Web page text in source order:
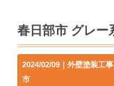
2024/02/09｜外壁塗装工事
市